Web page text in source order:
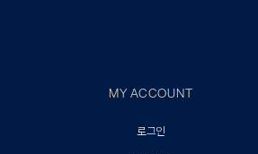
MY ACCOUNT
로그인